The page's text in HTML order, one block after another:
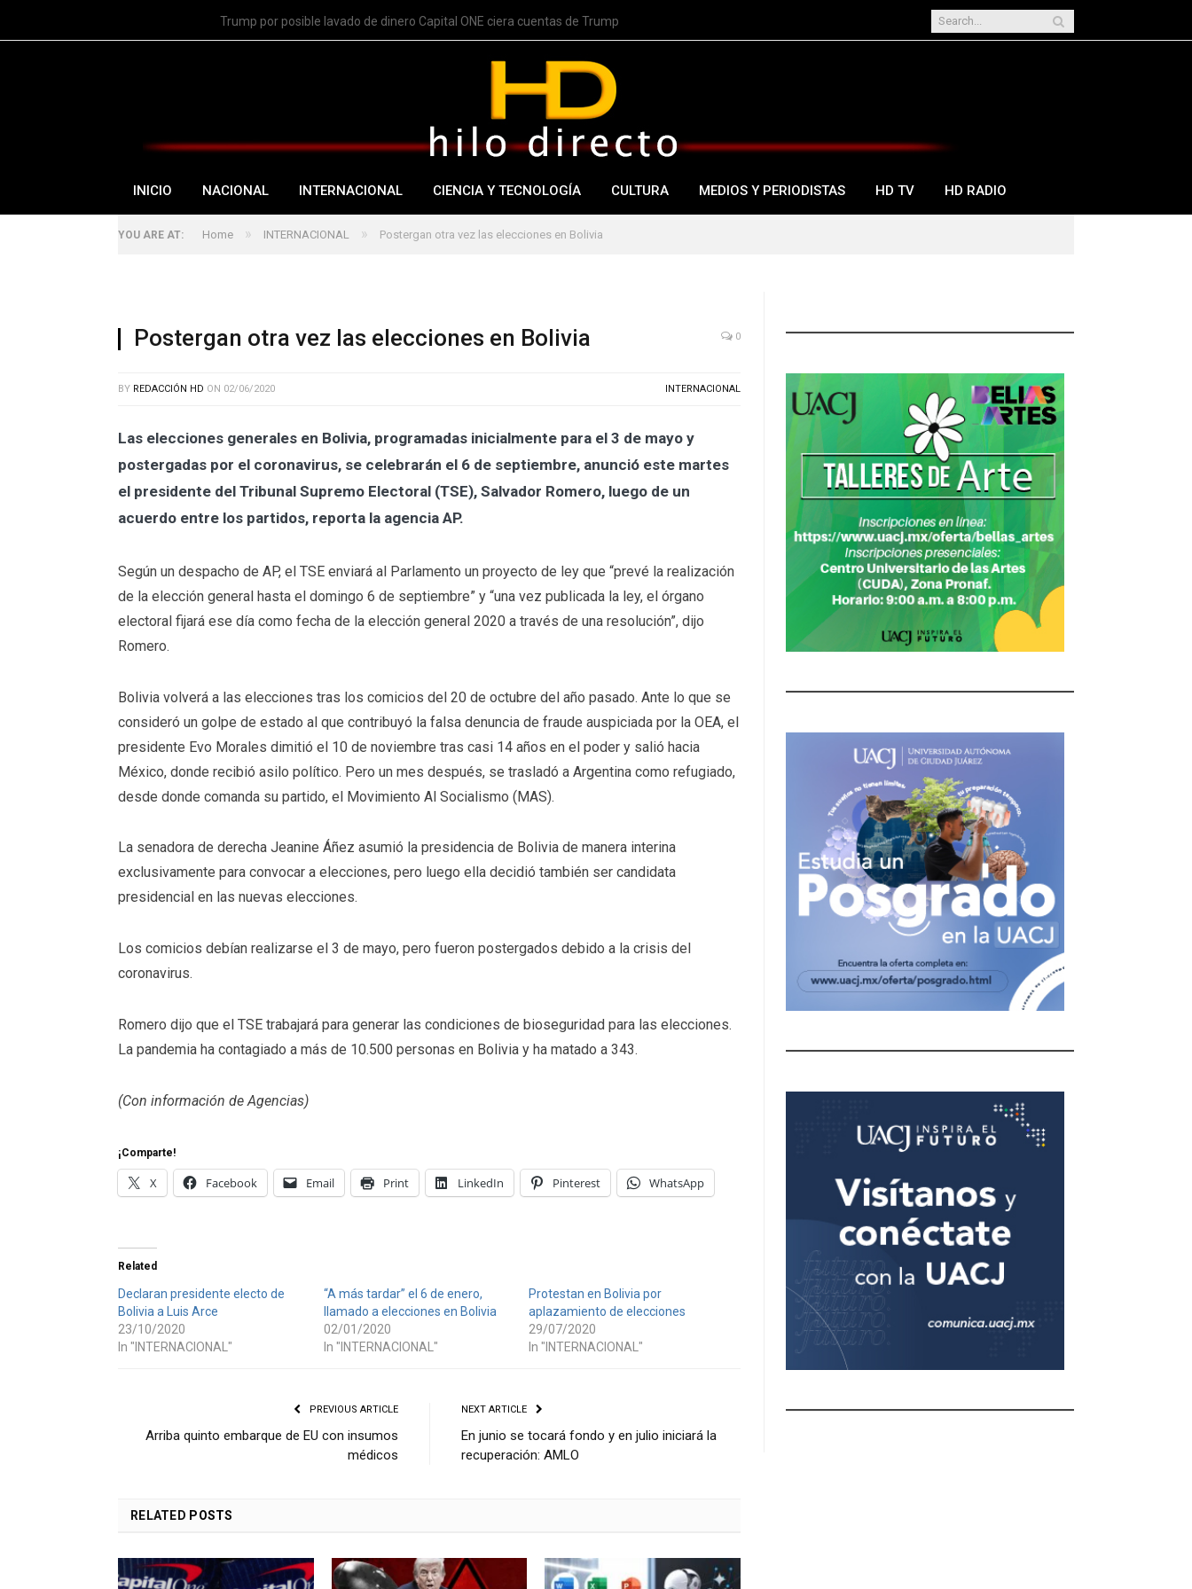
Trump por posible lavado de dinero Capital ONE ciera cuentas de Trump
INICIO NACIONAL INTERNACIONAL CIENCIA Y TECNOLOGÍA CULTURA MEDIOS Y PERIODISTAS HD TV HD RADIO
YOU ARE AT: Home » INTERNACIONAL » Postergan otra vez las elecciones en Bolivia
Postergan otra vez las elecciones en Bolivia 0
BY REDACCIÓN HD ON 02/06/2020 INTERNACIONAL
Las elecciones generales en Bolivia, programadas inicialmente para el 3 de mayo y
postergadas por el coronavirus, se celebrarán el 6 de septiembre, anunció este martes
el presidente del Tribunal Supremo Electoral (TSE), Salvador Romero, luego de un
acuerdo entre los partidos, reporta la agencia AP.
Según un despacho de AP, el TSE enviará al Parlamento un proyecto de ley que “prevé la realización
de la elección general hasta el domingo 6 de septiembre” y “una vez publicada la ley, el órgano
electoral fijará ese día como fecha de la elección general 2020 a través de una resolución”, dijo
Romero.
Bolivia volverá a las elecciones tras los comicios del 20 de octubre del año pasado. Ante lo que se
consideró un golpe de estado al que contribuyó la falsa denuncia de fraude auspiciada por la OEA, el
presidente Evo Morales dimitió el 10 de noviembre tras casi 14 años en el poder y salió hacia
México, donde recibió asilo político. Pero un mes después, se trasladó a Argentina como refugiado,
desde donde comanda su partido, el Movimiento Al Socialismo (MAS).
La senadora de derecha Jeanine Áñez asumió la presidencia de Bolivia de manera interina
exclusivamente para convocar a elecciones, pero luego ella decidió también ser candidata
presidencial en las nuevas elecciones.
Los comicios debían realizarse el 3 de mayo, pero fueron postergados debido a la crisis del
coronavirus.
Romero dijo que el TSE trabajará para generar las condiciones de bioseguridad para las elecciones.
La pandemia ha contagiado a más de 10.500 personas en Bolivia y ha matado a 343.
(Con información de Agencias)
¡Comparte!
X Facebook Email Print LinkedIn Pinterest WhatsApp
Related
Declaran presidente electo de
Bolivia a Luis Arce
23/10/2020
In "INTERNACIONAL"
“A más tardar” el 6 de enero,
llamado a elecciones en Bolivia
02/01/2020
In "INTERNACIONAL"
Protestan en Bolivia por
aplazamiento de elecciones
29/07/2020
In "INTERNACIONAL"
PREVIOUS ARTICLE
Arriba quinto embarque de EU con insumos
médicos
NEXT ARTICLE
En junio se tocará fondo y en julio iniciará la
recuperación: AMLO
RELATED POSTS